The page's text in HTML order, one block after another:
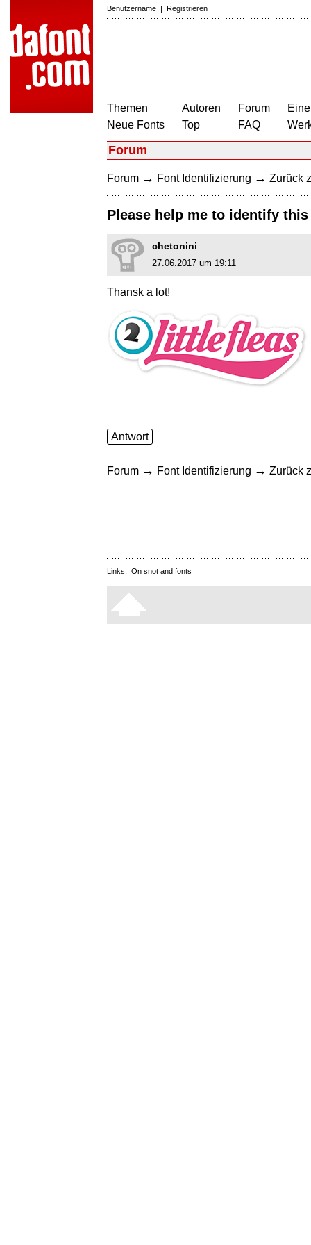
Benutzername | Registrieren
Themen
Neue Fonts
Autoren
Top
Forum
FAQ
Forum
Forum → Font Identifizierung → Zurück
Please help me to identify
chetonini
27.06.2017 um 19:11
Thansk a lot!
Antwort
Forum → Font Identifizierung → Zurück
Links: On snot and fonts